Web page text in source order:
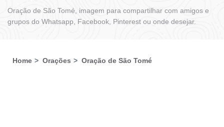
Oração de São Tomé, imagem para compartilhar com amigos e
grupos do Whatsapp, Facebook, Pinterest ou onde desejar.
Home Orações Oração de São Tomé